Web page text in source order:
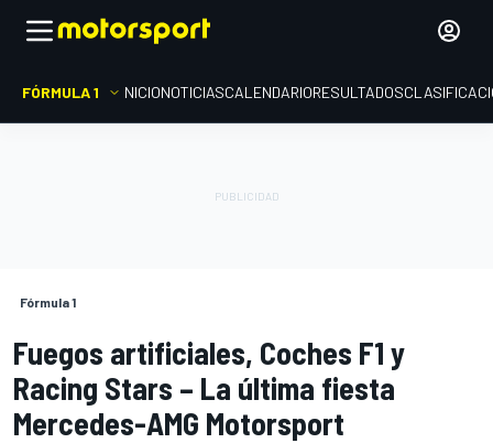
FÓRMULA 1 INICIONOTICIASCALENDARIORESULTADOS
Fórmula 1
Fuegos artificiales, Coches F1 y
Racing Stars – La última fiesta
Mercedes-AMG Motorsport